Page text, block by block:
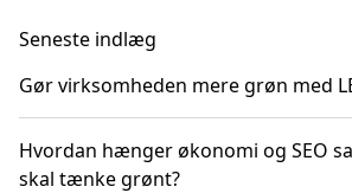
Seneste indlæg
Gør virksomheden mere grøn med
Hvordan hænger økonomi og SEO
skal tænke grønt?